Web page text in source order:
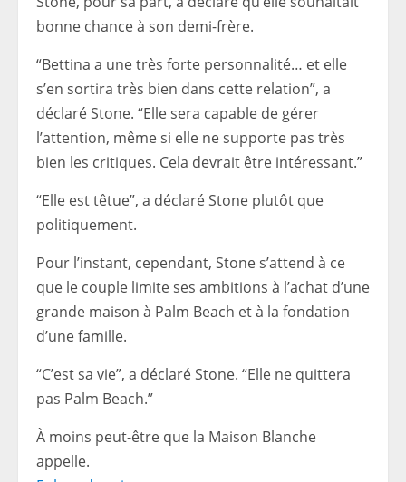
bonne chance à son demi-frère.
“Bettina a une très forte personnalité… et elle
s’en sortira très bien dans cette relation”, a
déclaré Stone. “Elle sera capable de gérer
l’attention, même si elle ne supporte pas très
bien les critiques. Cela devrait être intéressant.”
“Elle est têtue”, a déclaré Stone plutôt que
politiquement.
Pour l’instant, cependant, Stone s’attend à ce
que le couple limite ses ambitions à l’achat d’une
grande maison à Palm Beach et à la fondation
d’une famille.
“C’est sa vie”, a déclaré Stone. “Elle ne quittera
pas Palm Beach.”
À moins peut-être que la Maison Blanche
appelle.